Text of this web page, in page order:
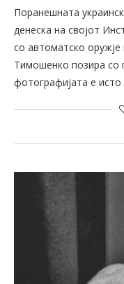
Поранешната
денеска на својот
со автоматско
Тимошенко позира со
фотографијата е